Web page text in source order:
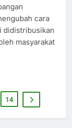
cara
didistribusikan
masyarakat
14